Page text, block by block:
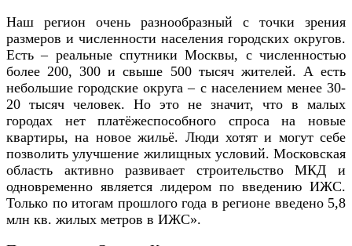
Наш регион очень разнообразный с точки зрения
размеров и численности населения городских округов.
Есть – реальные спутники Москвы, с численностью
более 200, 300 и свыше 500 тысяч жителей. А есть
небольшие городские округа – с населением менее 30-
20 тысяч человек. Но это не значит, что в малых
городах нет платёжеспособного спроса на новые
квартиры, на новое жильё. Люди хотят и могут себе
позволить улучшение жилищных условий. Московская
область активно развивает строительство МКД и
одновременно является лидером по введению ИЖС.
Только по итогам прошлого года в регионе введено 5,8
млн кв. жилых метров в ИЖС».